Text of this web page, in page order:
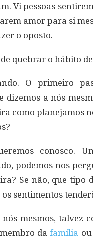
Vi pessoas
amor para si
o oposto.
quebrar o hábito
O primeiro
dizemos a nós
como planejamos
conosco.
podemos nos
Se não, que tipo
sentimentos
mesmos, talvez
dafamília